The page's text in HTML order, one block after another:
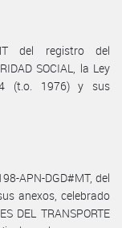
del registro del
SOCIAL, la Ley
(t.o. 1976) y sus
APN-DGD#MT, del
anexos, celebrado
DEL TRANSPORTE